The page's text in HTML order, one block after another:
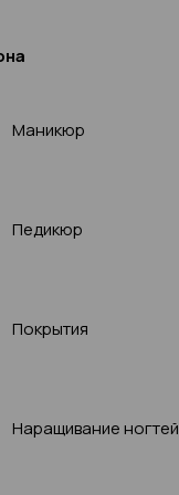
Маникюр
Педикюр
Покрытия
Наращивание ногтей